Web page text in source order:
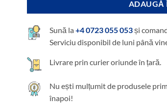
ADAUGĂ
Sună la +4 0723 055 053și
Serviciu disponibil de luni până
Livrare prin curier oriunde în țară.
Nu ești mulțumit de produsele
înapoi!